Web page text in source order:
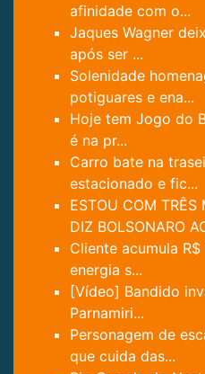
afinidade com o...
Jaques Wagner
após ser ...
Solenidade
potiguares e ena...
Hoje tem Jogo do
é na pr...
Carro bate na
estacionado e fic...
ESTOU COM TRÊS
DIZ BOLSONARO
Cliente acumula
energia s...
[Vídeo] Bandido
Parnamiri...
Personagem de
que cuida das...